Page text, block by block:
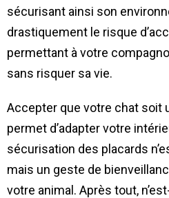
sécurisant ainsi son
drastiquement le risque
permettant à votre
sans risquer sa vie.
Accepter que votre chat soit
permet d’adapter votre
sécurisation des placards
mais un geste de
votre animal. Après tout,